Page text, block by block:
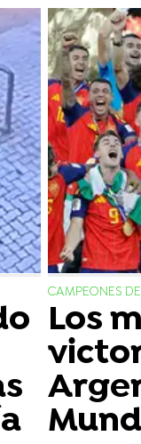
CAMPEONES
Los